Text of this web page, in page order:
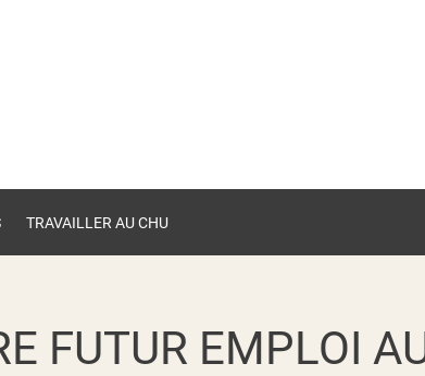
TRAVAILLER AU CHU
FUTUR EMPLOI